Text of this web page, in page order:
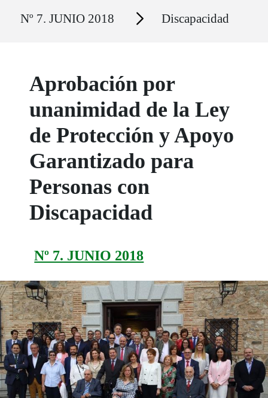
Nº 7. JUNIO 2018 Secciones Discapacidad
Aprobación por
unanimidad de la Ley
de Protección y Apoyo
Garantizado para
Personas con
Discapacidad
Nº 7. JUNIO 2018